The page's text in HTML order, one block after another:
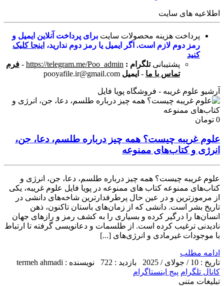
اطلاعیه های سایت
پرداخت هزینه محصولات سایت برای پرداخت آنلاین ایمیل و
رمز دوم لازم است. اگر ایمیل یا رمز دوم ندارید، اینجا کلیک
کنید
پشتیبانی تلگرام : https://telegram.me/Poo_admin
- فرم
تماس با ما - ایمیل pooyafile.ir@gmail.com
آرشیو علوم غریبه - فروشگاه پویا فایل
0 تومان
علوم غریبه چیست؟ همه چیز درباره طلسم، دعا، جن،
انرژی و کتاب‌های ممنوعه
علوم غریبه چیست؟ همه چیز درباره طلسم، دعا، جن، انرژی و
کتاب‌های ممنوعه کتاب های ممنوعه در پویا فایل علوم غریبه، یکی
از مرموزترین و در عین حال پرطرفدارترین شاخه‌های دانشی در
تاریخ بشر است. دانشی که از زمان‌های باستان تاکنون، ذهن
انسان‌ها را درگیر کرده و بسیاری را به کشف رمز و رازهای جهان
نادیدنی ترغیب کرده است. از طلسمات و دعانویسی گرفته تا ارتباط
با موجودات غیرمادی و انرژی‌های [...]
ادامه مطلب
تاریخ : 10 / جولای / 2025
بازدید : 722
نویسنده : termeh ahmadi
کانال تلگرام پیج اینستاگرام
تبلیغات متنی